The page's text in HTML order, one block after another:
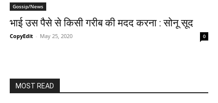
Gossip/News
भाई उस पैसे से किसी गरीब की मदद करना : सोनू सूद
CopyEdit - May 25, 2020 0
MOST READ